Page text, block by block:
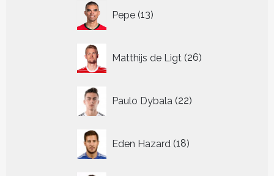
Pepe 13
producten
Matthijs de Ligt 26
producten
Paulo Dybala 22
producten
Eden Hazard 18
producten